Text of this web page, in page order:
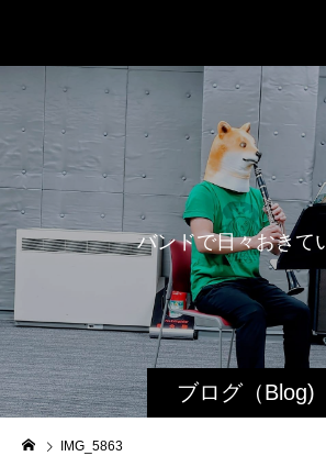
ブログ（Blog)
バンドで日々おきている
IMG_5863